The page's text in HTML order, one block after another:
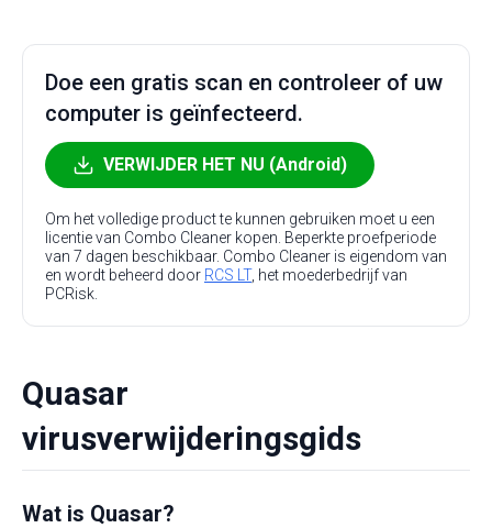
Doe een gratis scan en controleer of uw
computer is geïnfecteerd.
VERWIJDER HET NU (Android)
Om het volledige product te kunnen gebruiken moet u een
licentie van Combo Cleaner kopen. Beperkte proefperiode
van 7 dagen beschikbaar. Combo Cleaner is eigendom van
en wordt beheerd door RCS LT, het moederbedrijf van
PCRisk.
Quasar
virusverwijderingsgids
Wat is Quasar?